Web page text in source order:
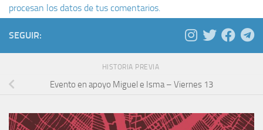
procesan los datos de tus comentarios.
SEGUIR:
HISTORIA PREVIA
Evento en apoyo Miguel e Isma – Viernes 13